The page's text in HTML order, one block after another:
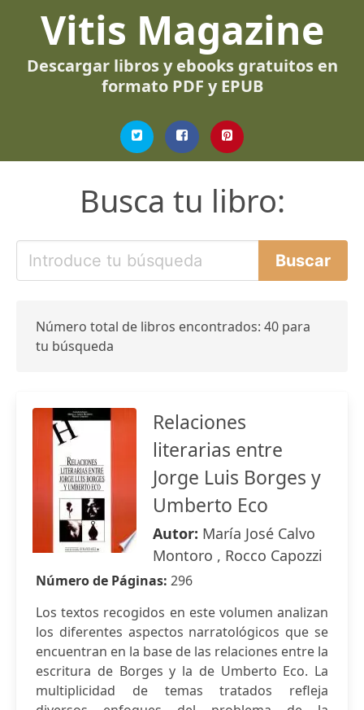
Vitis Magazine
Descargar libros y ebooks gratuitos en
formato PDF y EPUB
Busca tu libro:
Número total de libros encontrados: 40 para
tu búsqueda
Relaciones
literarias entre
Jorge Luis Borges y
Umberto Eco
Autor: María José Calvo
Montoro , Rocco Capozzi
Número de Páginas: 296
Los textos recogidos en este volumen analizan
los diferentes aspectos narratológicos que se
encuentran en la base de las relaciones entre la
escritura de Borges y la de Umberto Eco. La
multiplicidad de temas tratados refleja